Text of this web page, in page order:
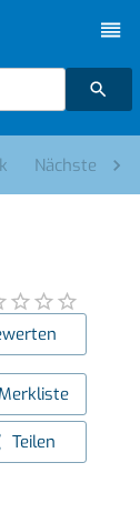
Nächste
Merkliste
Teilen